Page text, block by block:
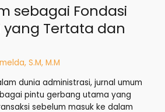
sebagai Fondasi
yang Tertata dan
S.M, M.M
dunia administrasi, jurnal umum
pintu gerbang utama yang
sebelum masuk ke dalam